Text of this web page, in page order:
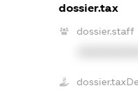
dossier.tax
dossier.staff